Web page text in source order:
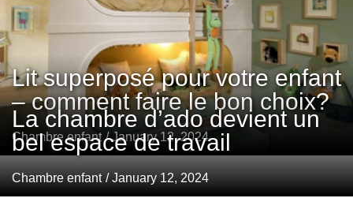
Lit superposé pour votre enfant
– comment faire le bon choix?
Chambre enfant / January 12, 2024
La chambre d’ado devient un
bel espace de travail
Chambre enfant / January 12, 2024